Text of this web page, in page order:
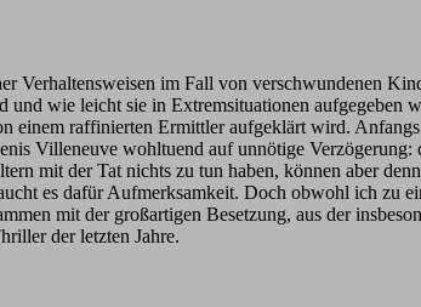
Verhaltensweisen im Fall von verschwundenen
wie leicht sie in Extremsituationen aufgegeben
einem raffinierten Ermittler aufgeklärt wird.
Villeneuve wohltuend auf unnötige
mit der Tat nichts zu tun haben, können aber
es dafür Aufmerksamkeit. Doch obwohl ich zu
mit der großartigen Besetzung, aus der
der letzten Jahre.